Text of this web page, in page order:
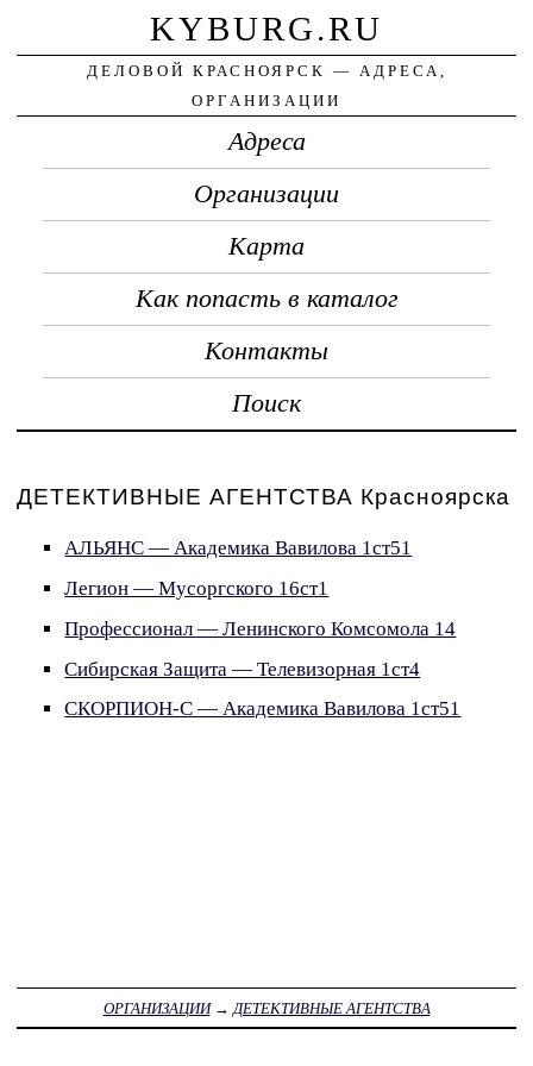
KYBURG.RU
ДЕЛОВОЙ КРАСНОЯРСК — АДРЕСА,
ОРГАНИЗАЦИИ
Адреса
Организации
Карта
Как попасть в каталог
Контакты
Поиск
ДЕТЕКТИВНЫЕ АГЕНТСТВА Красноярска
АЛЬЯНС — Академика Вавилова 1ст51
Легион — Мусоргского 16ст1
Профессионал — Ленинского Комсомола 14
Сибирская Защита — Телевизорная 1ст4
СКОРПИОН-С — Академика Вавилова 1ст51
ОРГАНИЗАЦИИ→ ДЕТЕКТИВНЫЕ АГЕНТСТВА